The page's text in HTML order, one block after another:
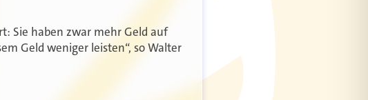
Sie haben zwar mehr Geld auf
Geld weniger leisten“, so Walter